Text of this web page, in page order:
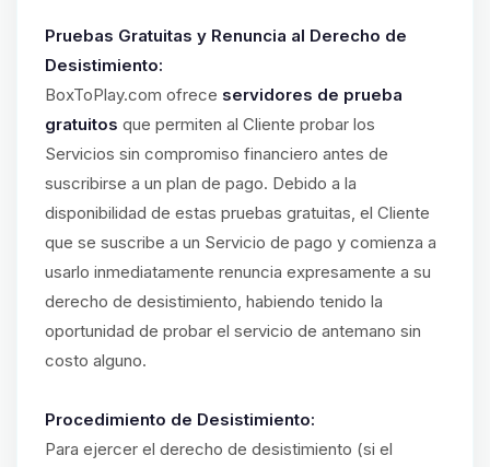
Pruebas Gratuitas y Renuncia al Derecho de
Desistimiento:
BoxToPlay.com ofrece servidores de prueba
gratuitos que permiten al Cliente probar los
Servicios sin compromiso financiero antes de
suscribirse a un plan de pago. Debido a la
disponibilidad de estas pruebas gratuitas, el Cliente
que se suscribe a un Servicio de pago y comienza a
usarlo inmediatamente renuncia expresamente a su
derecho de desistimiento, habiendo tenido la
oportunidad de probar el servicio de antemano sin
costo alguno.
Procedimiento de Desistimiento:
Para ejercer el derecho de desistimiento (si el